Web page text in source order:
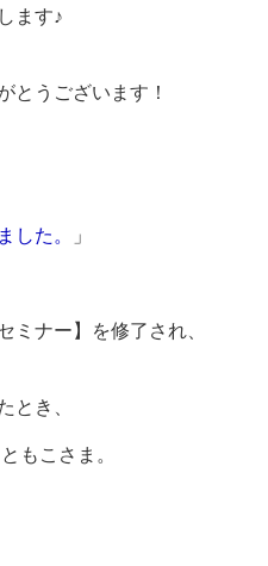
ます♪
とうございます！
した。 」
ミナー】を修了され、
とき、
もこさま。